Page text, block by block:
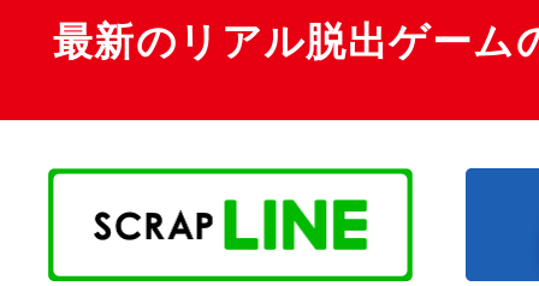
最新のリアル脱出ゲーム